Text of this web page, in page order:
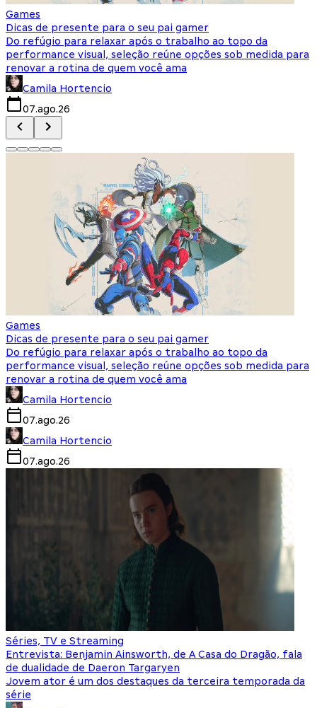
Games
Dicas de presente para o seu pai gamer
Do refúgio para relaxar após o trabalho ao topo da
performance visual, seleção reúne opções sob medida para
renovar a rotina de quem você ama
Camila Hortencio
07.ago.26
Games
Dicas de presente para o seu pai gamer
Do refúgio para relaxar após o trabalho ao topo da
performance visual, seleção reúne opções sob medida para
renovar a rotina de quem você ama
Camila Hortencio
07.ago.26
Camila Hortencio
07.ago.26
Séries, TV e Streaming
Entrevista: Benjamin Ainsworth, de A Casa do Dragão, fala
de dualidade de Daeron Targaryen
Jovem ator é um dos destaques da terceira temporada da
série